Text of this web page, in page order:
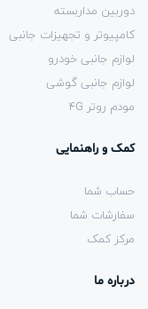
دوربین مداربسته
کامپیوتر و تجهیزات جانبی
لوازم جانبی خودرو
لوازم جانبی گوشی
مودم روتر 4G
کمک و راهنمایی
حساب شما
سفارشات شما
مرکز کمک
درباره ما